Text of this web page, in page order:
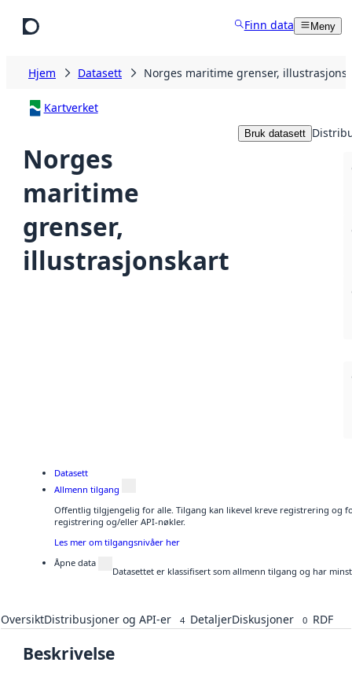
Finn data Meny
Hjem Datasett Norges maritime grenser,
Kartverket
Norges
maritime
grenser,
illustrasjonskart
Bruk datasett
Datasett
Allmenn tilgang
Offentlig tilgjengelig for alle. Tilgang kan likevel kreve registrering og
registrering og/eller API-nøkler.
Les mer om tilgangsnivåer her
Åpne data
Datasettet er klassifisert som allmenn tilgang og har
OversiktDistribusjoner og API-er 4 DetaljerDiskusjoner 0 RDF
Beskrivelse